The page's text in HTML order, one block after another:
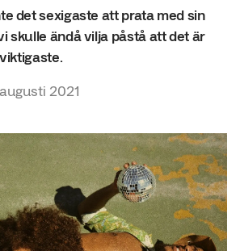
det sexigaste att prata med sin
skulle ändå vilja påstå att det är
2021